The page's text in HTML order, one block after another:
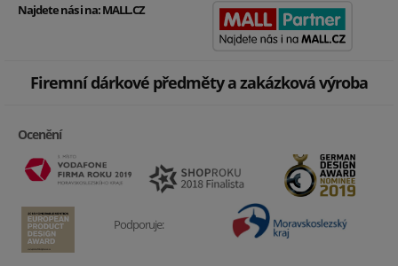
Najdete nás i na:MALL.CZ
Firemní dárkové předměty a zakázková výroba
Ocenění
Podporuje: